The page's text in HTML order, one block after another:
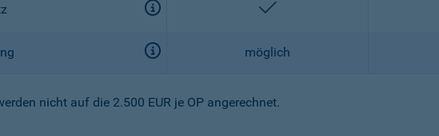
enthalten
möglich
nicht auf die 2.500 EUR je OP angerechnet.